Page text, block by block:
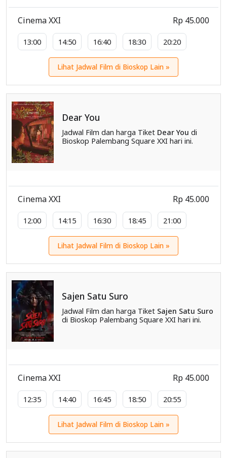
Cinema XXI
13:00 14:50 16:40 18:30 20:20
Rp 45.000
Lihat Jadwal Film di Bioskop Lain »
Dear You
Jadwal Film dan harga Tiket Dear You di
Bioskop Palembang Square XXI hari ini.
Cinema XXI
12:00 14:15 16:30 18:45 21:00
Rp 45.000
Lihat Jadwal Film di Bioskop Lain »
Sajen Satu Suro
Jadwal Film dan harga Tiket Sajen Satu Suro
di Bioskop Palembang Square XXI hari ini.
Cinema XXI
12:35 14:40 16:45 18:50 20:55
Rp 45.000
Lihat Jadwal Film di Bioskop Lain »